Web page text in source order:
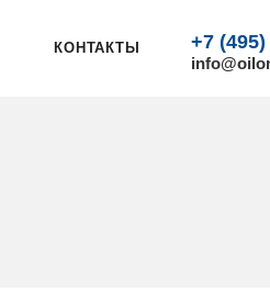
КОНТАКТЫ +7